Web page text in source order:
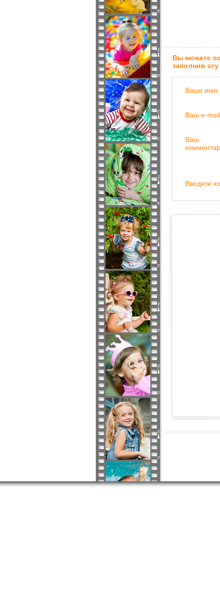
Вы можете
заполнив
Ваше имя:
Ваш e-
Ваш
Введите